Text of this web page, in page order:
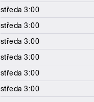
středa 3:00
středa 3:00
středa 3:00
středa 3:00
středa 3:00
středa 3:00